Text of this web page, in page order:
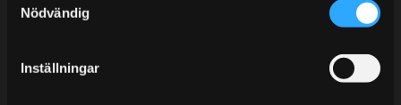
Nödvändig
Inställningar
KUNSKAPSCENTER